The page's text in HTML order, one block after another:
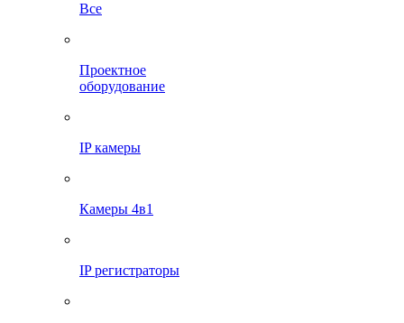
Все
Проектное
оборудование
IP камеры
Камеры 4в1
IP регистраторы